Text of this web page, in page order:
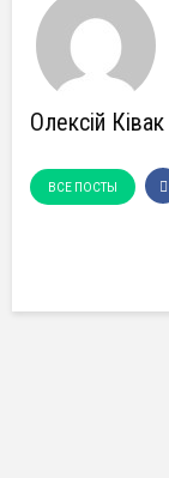
Олексій Ківак
ВСЕ ПОСТЫ